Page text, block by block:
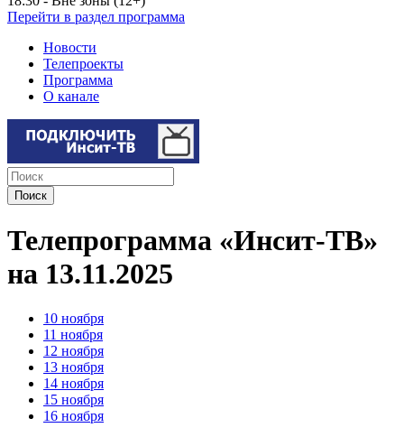
Перейти в раздел программа
Новости
Телепроекты
Программа
О канале
Телепрограмма «Инсит-ТВ»
на 13.11.2025
10 ноября
11 ноября
12 ноября
13 ноября
14 ноября
15 ноября
16 ноября